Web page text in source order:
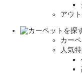
アウ
カー
人気